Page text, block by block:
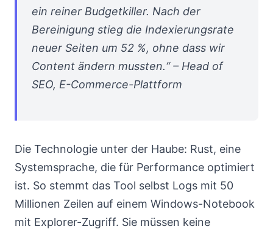
ein reiner Budgetkiller. Nach der
Bereinigung stieg die Indexierungsrate
neuer Seiten um 52 %, ohne dass wir
Content ändern mussten.“ – Head of
SEO, E-Commerce-Plattform
Die Technologie unter der Haube: Rust, eine
Systemsprache, die für Performance optimiert
ist. So stemmt das Tool selbst Logs mit 50
Millionen Zeilen auf einem Windows-Notebook
mit Explorer-Zugriff. Sie müssen keine